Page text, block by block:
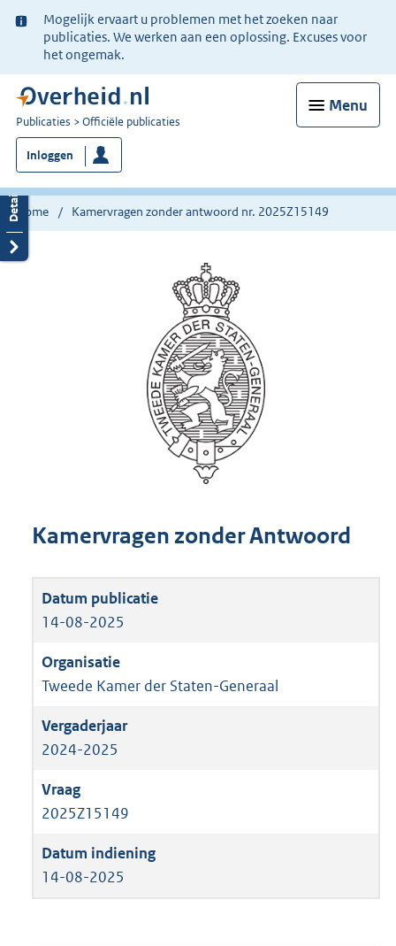
Ter
informatie:
Mogelijk ervaart u problemen met het zoeken naar
publicaties. We werken aan een oplossing. Excuses voor
het ongemak.
Menu
U
bent
nu
hier:
Publicaties Officiële publicaties
Inloggen
Home Kamervragen zonder antwoord nr. 2025Z15149
Kamervragen zonder Antwoord
14-08-2025
Tweede Kamer der Staten-Generaal
2024-2025
2025Z15149
14-08-2025